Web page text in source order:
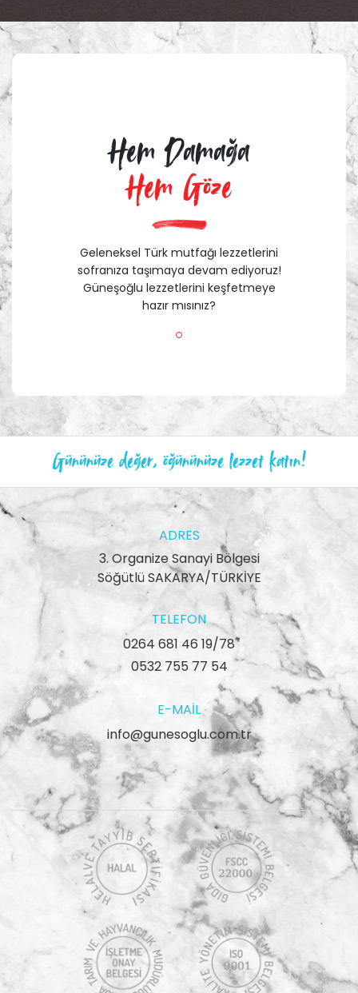
Hem Damağa
Hem Göze
Geleneksel Türk mutfağı lezzetlerini
sofranıza taşımaya devam ediyoruz!
Güneşoğlu lezzetlerini keşfetmeye
hazır mısınız?
Gününüze değer, öğününüze lezzet katın!
ADRES
3. Organize Sanayi Bölgesi
Söğütlü SAKARYA/TÜRKİYE
TELEFON
0264 681 46 19/78
0532 755 77 54
E-MAIL
info@gunesoglu.com.tr